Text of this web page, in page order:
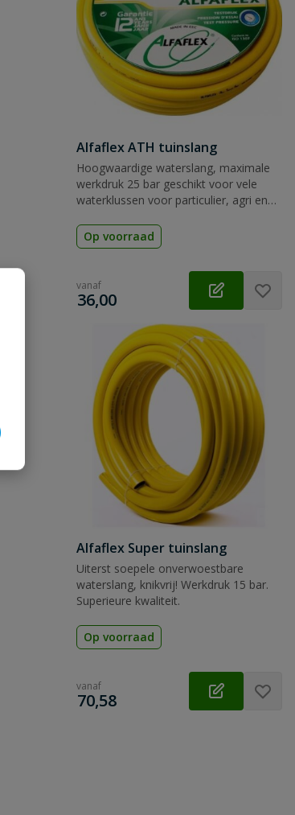
Alfaflex ATH tuinslang
Hoogwaardige waterslang, maximale
werkdruk 25 bar geschikt voor vele
waterklussen voor particulier, agri en
Op voorraad
vanaf
€
36,00
Alfaflex Super tuinslang
Uiterst soepele onverwoestbare
waterslang, knikvrij! Werkdruk 15 bar.
Superieure kwaliteit.
Op voorraad
vanaf
€
70,58